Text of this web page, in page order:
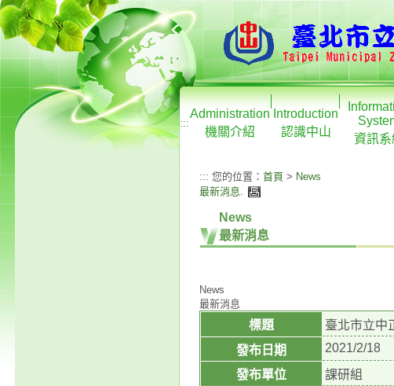
:::
Administration
機關介紹
Introduction
認識中山
資訊系
::: 您的位置： 首頁 > News
最新消息.
News
最新消息
News
最新消息
標題
臺北市立中
發布日期
2021/2/18
發布單位
課研組